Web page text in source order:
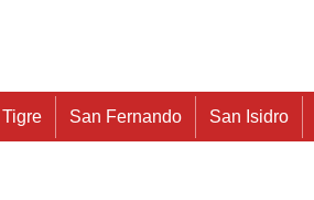
Tigre San Fernando San Isidro